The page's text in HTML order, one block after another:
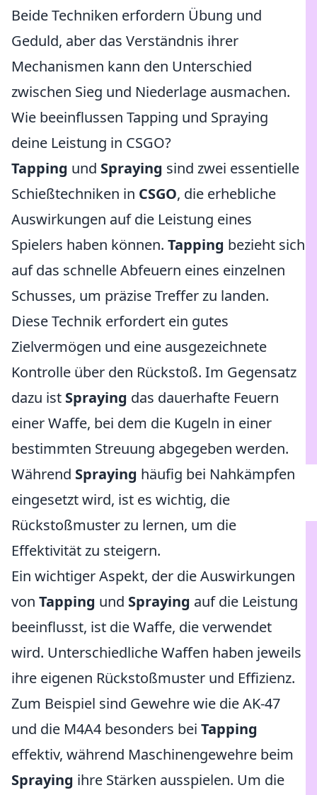
Beide Techniken erfordern Übung und
Geduld, aber das Verständnis ihrer
Mechanismen kann den Unterschied
zwischen Sieg und Niederlage ausmachen.
Wie beeinflussen Tapping und Spraying
deine Leistung in CSGO?
Tapping und Spraying sind zwei essentielle
Schießtechniken in CSGO, die erhebliche
Auswirkungen auf die Leistung eines
Spielers haben können. Tapping bezieht sich
auf das schnelle Abfeuern eines einzelnen
Schusses, um präzise Treffer zu landen.
Diese Technik erfordert ein gutes
Zielvermögen und eine ausgezeichnete
Kontrolle über den Rückstoß. Im Gegensatz
dazu ist Spraying das dauerhafte Feuern
einer Waffe, bei dem die Kugeln in einer
bestimmten Streuung abgegeben werden.
Während Spraying häufig bei Nahkämpfen
eingesetzt wird, ist es wichtig, die
Rückstoßmuster zu lernen, um die
Effektivität zu steigern.
Ein wichtiger Aspekt, der die Auswirkungen
von Tapping und Spraying auf die Leistung
beeinflusst, ist die Waffe, die verwendet
wird. Unterschiedliche Waffen haben jeweils
ihre eigenen Rückstoßmuster und Effizienz.
Zum Beispiel sind Gewehre wie die AK-47
und die M4A4 besonders bei Tapping
effektiv, während Maschinengewehre beim
Spraying ihre Stärken ausspielen. Um die